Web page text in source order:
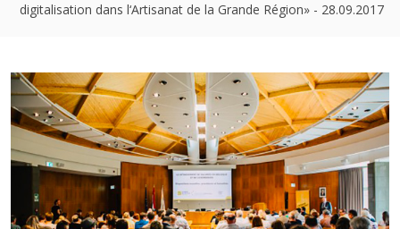
digitalisation dans l‘Artisanat de la Grande Région» - 28.09.2017